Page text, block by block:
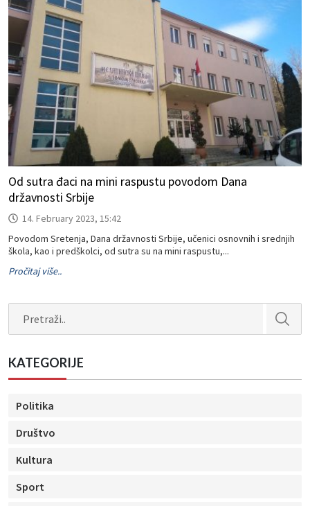
Od sutra đaci na mini raspustu povodom Dana
državnosti Srbije
14. February 2023, 15:42
Povodom Sretenja, Dana državnosti Srbije, učenici osnovnih i srednjih
škola, kao i predškolci, od sutra su na mini raspustu,...
Pročitaj više..
KATEGORIJE
Politika
Društvo
Kultura
Sport